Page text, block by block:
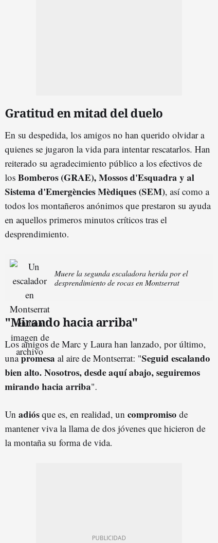
Gratitud en mitad del duelo
En su despedida, los amigos no han querido olvidar a
quienes se jugaron la vida para intentar rescatarlos. Han
reiterado su agradecimiento público a los efectivos de
los Bomberos (GRAE), Mossos d'Esquadra y al
Sistema d'Emergències Mèdiques (SEM), así como a
todos los montañeros anónimos que prestaron su ayuda
en aquellos primeros minutos críticos tras el
desprendimiento.
Muere la segunda escaladora herida por el
desprendimiento de rocas en Montserrat
"Mirando hacia arriba"
Los amigos de Marc y Laura han lanzado, por último,
unapromesa al aire de Montserrat: "Seguid escalando
bien alto. Nosotros, desde aquí abajo, seguiremos
mirando hacia arriba".
Un adiós que es, en realidad, un compromiso de
mantener viva la llama de dos jóvenes que hicieron de
la montaña su forma de vida.